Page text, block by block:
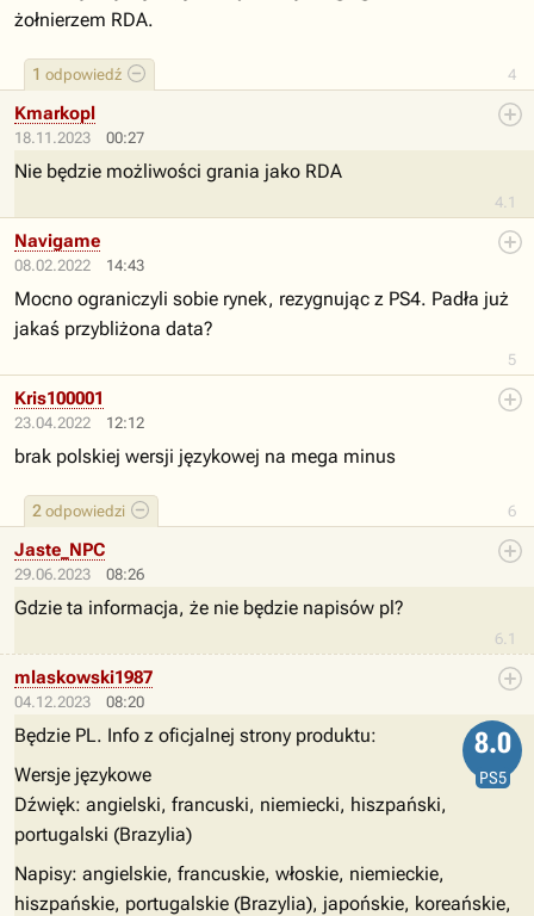
4
1 odpowiedź
żołnierzem RDA.
18.11.2023 00:27
4.1
Kmarkopl
Nie będzie możliwości grania jako RDA
08.02.2022 14:43
5
Navigame
Mocno ograniczyli sobie rynek, rezygnując z PS4. Padła już
jakaś przybliżona data?
23.04.2022 12:12
6
2 odpowiedzi
Kris100001
brak polskiej wersji językowej na mega minus
29.06.2023 08:26
6.1
Jaste_NPC
Gdzie ta informacja, że nie będzie napisów pl?
04.12.2023 08:20
mlaskowski1987
8.0
PS5
Będzie PL. Info z oficjalnej strony produktu:
Wersje językowe
Dźwięk: angielski, francuski, niemiecki, hiszpański,
portugalski (Brazylia)
Napisy: angielskie, francuskie, włoskie, niemieckie,
hiszpańskie, portugalskie (Brazylia), japońskie, koreańskie,